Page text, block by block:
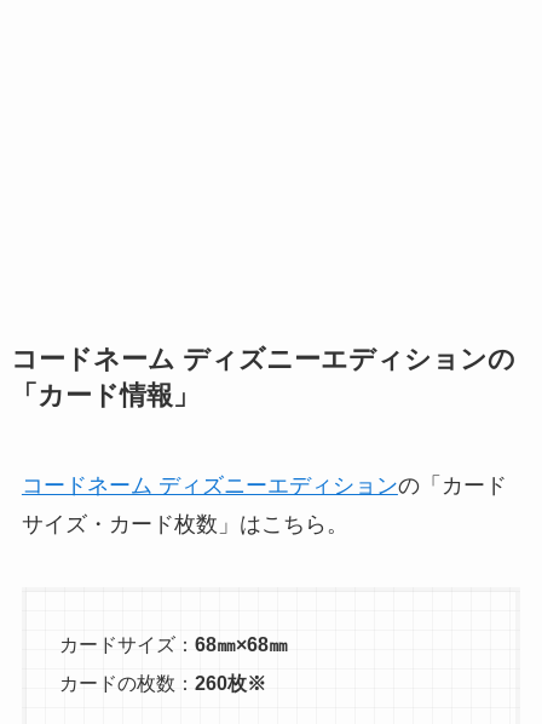
コードネーム ディズニーエディションの
「カード情報」
コードネーム ディズニーエディションの「カード
サイズ・カード枚数」はこちら。
カードサイズ： 68㎜×68㎜
カードの枚数： 260枚※